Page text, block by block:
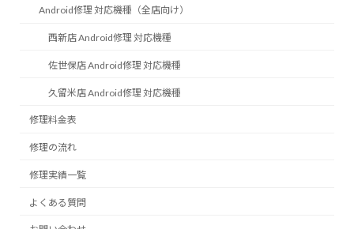
Android修理 対応機種（全店向け）
西新店 Android修理 対応機種
佐世保店 Android修理 対応機種
久留米店 Android修理 対応機種
修理料金表
修理の流れ
修理実績一覧
よくある質問